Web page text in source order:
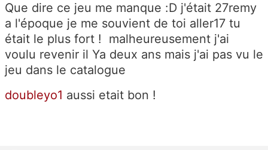
Que dire ce jeu me manque :D j'était 27remy
a l'époque je me souvient de toi aller17 tu
était le plus fort ! malheureusement j'ai
voulu revenir il Ya deux ans mais j'ai pas vu le
jeu dans le catalogue
doubleyo1 aussi etait bon !